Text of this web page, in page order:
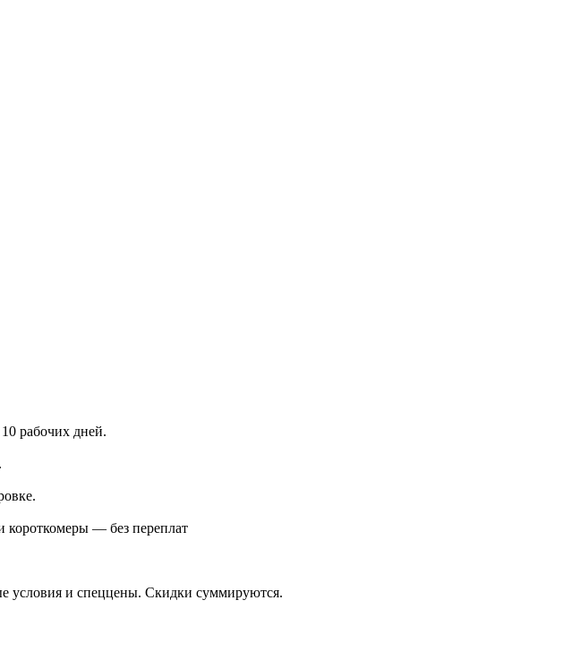
рабочих дней.
короткомеры — без переплат
условия и спеццены. Скидки суммируются.